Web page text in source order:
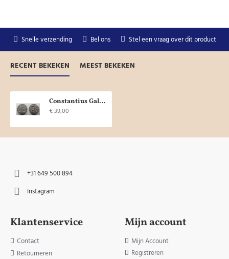
Snelle verzending Bel ons Stel een vraag over dit product
RECENT BEKEKEN MEEST BEKEKEN
Constantius Gallus - Fel Temp Reparatio (JA2039)
€ 39,00
+31 649 500 894
Instagram
Klantenservice
Contact
Retourneren
Mijn account
Mijn Account
Registreren